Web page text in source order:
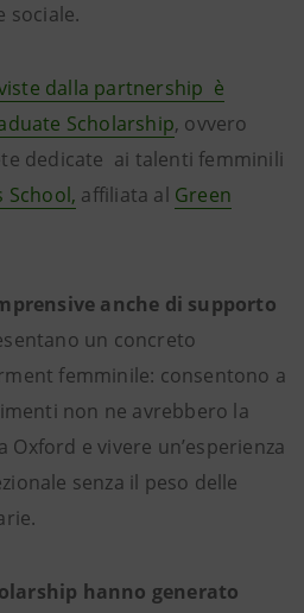
sociale.
dalla partnership è
Scholarship, ovvero
dedicate ai talenti femminili
School, affiliata al Green
anche di supporto
un concreto
femminile: consentono a
non ne avrebbero la
e vivere un’esperienza
senza il peso delle
hanno generato